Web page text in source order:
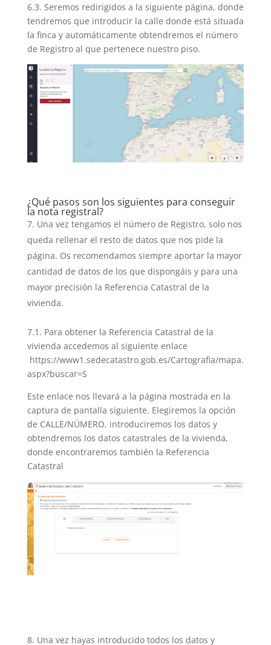
6.3. Seremos redirigidos a la siguiente página, donde
tendremos que introducir la calle donde está situada
la finca y automáticamente obtendremos el número
de Registro al que pertenece nuestro piso.
¿Qué pasos son los siguientes para conseguir
la nota registral?
Una vez tengamos el número de Registro, solo nos
queda rellenar el resto de datos que nos pide la
página. Os recomendamos siempre aportar la mayor
cantidad de datos de los que dispongáis y para una
mayor precisión la Referencia Catastral de la
vivienda.
7.1. Para obtener la Referencia Catastral de la
vivienda accedemos al siguiente enlace
https://www1.sedecatastro.gob.es/Cartografia/mapa.
aspx?buscar=S
Este enlace nos llevará a la página mostrada en la
captura de pantalla siguiente. Elegiremos la opción
de CALLE/NÚMERO, introduciremos los datos y
obtendremos los datos catastrales de la vivienda,
donde encontraremos también la Referencia
Catastral
Una vez hayas introducido todos los datos y